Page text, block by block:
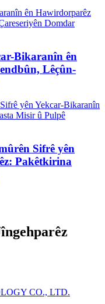
Bikaranîn ên
Lêçûn-
Sifrê yên
Pakêtkirina
CO., LTD.